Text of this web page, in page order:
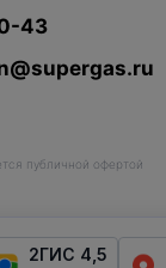
43
публичной офертой